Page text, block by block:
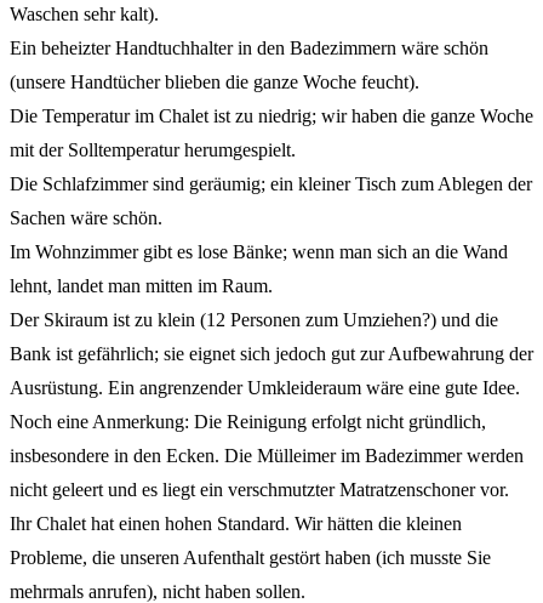
Waschen sehr kalt).
Ein beheizter Handtuchhalter in den Badezimmern wäre schön
(unsere Handtücher blieben die ganze Woche feucht).
Die Temperatur im Chalet ist zu niedrig; wir haben die ganze Woche
mit der Solltemperatur herumgespielt.
Die Schlafzimmer sind geräumig; ein kleiner Tisch zum Ablegen der
Sachen wäre schön.
Im Wohnzimmer gibt es lose Bänke; wenn man sich an die Wand
lehnt, landet man mitten im Raum.
Der Skiraum ist zu klein (12 Personen zum Umziehen?) und die
Bank ist gefährlich; sie eignet sich jedoch gut zur Aufbewahrung der
Ausrüstung. Ein angrenzender Umkleideraum wäre eine gute Idee.
Noch eine Anmerkung: Die Reinigung erfolgt nicht gründlich,
insbesondere in den Ecken. Die Mülleimer im Badezimmer werden
nicht geleert und es liegt ein verschmutzter Matratzenschoner vor.
Ihr Chalet hat einen hohen Standard. Wir hätten die kleinen
Probleme, die unseren Aufenthalt gestört haben (ich musste Sie
mehrmals anrufen), nicht haben sollen.